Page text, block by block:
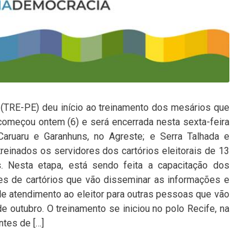
PE) deu início ao treinamento dos mesários que
ontem (6) e será encerrada nesta sexta-feira
e Garanhuns, no Agreste; e Serra Talhada e
os servidores dos cartórios eleitorais de 13
Nesta etapa, está sendo feita a capacitação dos
de cartórios que vão disseminar as informações e
atendimento ao eleitor para outras pessoas que vão
outubro. O treinamento se iniciou no polo Recife, na
de […]